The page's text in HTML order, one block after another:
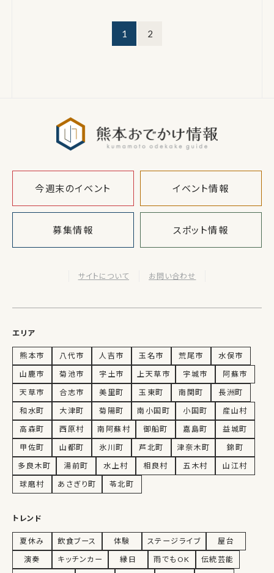
1 2
今週末のイベント イベント情報
募集情報 スポット情報
サイトについて お問い合わせ
エリア
熊本市 八代市 人吉市 玉名市 荒尾市
水俣市
山鹿市
菊池市 宇土市 上天草市 宇城市
阿蘇市
天草市
合志市 美里町 玉東町 南関町
長洲町
和水町
大津町 菊陽町 南小国町 小国町
産山村
高森町
西原村 南阿蘇村 御船町 嘉島町
益城町
甲佐町
山都町 氷川町 芦北町 津奈木町
錦町
多良木町
湯前町 水上村 相良村 五木村
山江村
球磨村
あさぎり町 苓北町
トレンド
夏休み 飲食ブース 体験 ステージライブ
屋台
演奏
キッチンカー 縁日 雨でもOK 伝統芸能